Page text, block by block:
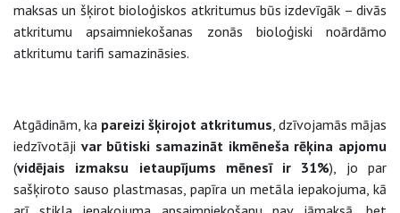
maksas un šķirot bioloģiskos atkritumus būs izdevīgāk – divās
atkritumu apsaimniekošanas zonās bioloģiski noārdāmo
atkritumu tarifi samazināsies.
Atgādinām, ka pareizi šķirojot atkritumus, dzīvojamās mājas
iedzīvotāji var būtiski samazināt ikmēneša rēķina apjomu
(vidējais izmaksu ietaupījums mēnesī ir 31%), jo par
sašķiroto sauso plastmasas, papīra un metāla iepakojuma, kā